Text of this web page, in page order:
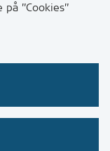
”Cookies”